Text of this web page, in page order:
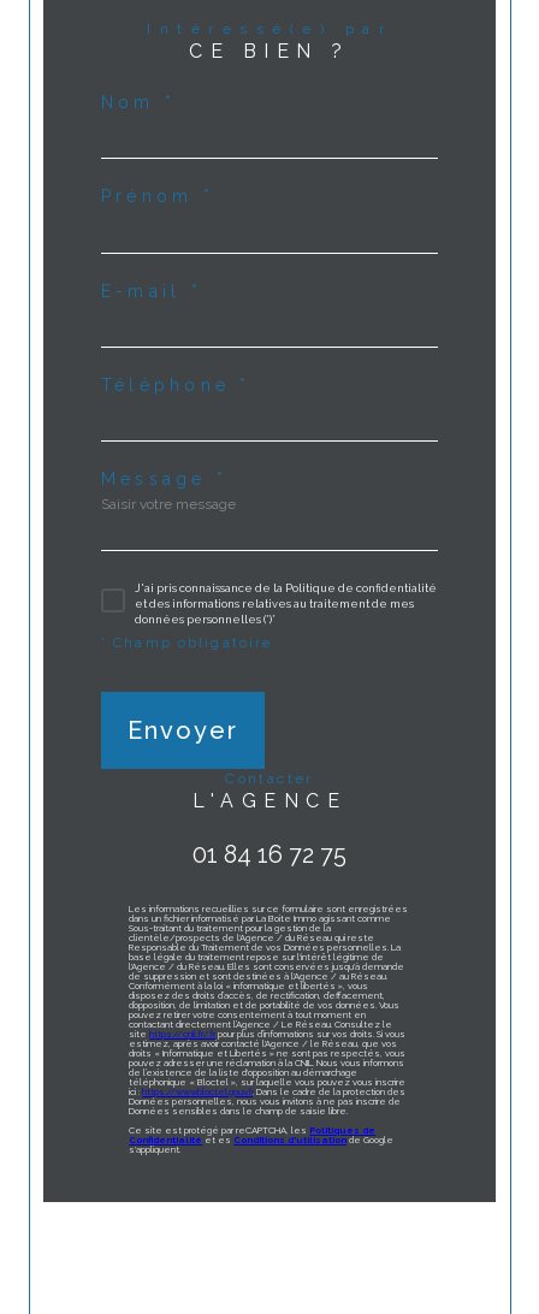
Intéressé(e) par
CE BIEN ?
Nom *
Prénom *
E-mail *
Téléphone *
Message *
J'ai pris connaissance de la Politique de confidentialité
et des informations relatives au traitement de mes
données personnelles (*)*
* Champ obligatoire
Envoyer
contacter
L'AGENCE
01 84 16 72 75
Les informations recueillies sur ce formulaire sont enregistrées
dans un fichier informatisé par La Boite Immo agissant comme
Sous-traitant du traitement pour la gestion de la
clientèle/prospects de l'Agence / du Réseau qui reste
Responsable du Traitement de vos Données personnelles. La
base légale du traitement repose sur l'intérêt légitime de
l'Agence / du Réseau. Elles sont conservées jusqu'à demande
de suppression et sont destinées à l'Agence / au Réseau.
Conformément à la loi « informatique et libertés », vous
disposez des droits d’accès, de rectification, d’effacement,
d’opposition, de limitation et de portabilité de vos données. Vous
pouvez retirer votre consentement à tout moment en
contactant directement l’Agence / Le Réseau. Consultez le
site https://cnil.fr/fr pour plus d’informations sur vos droits. Si vous
estimez, après avoir contacté l'Agence / le Réseau, que vos
droits « Informatique et Libertés » ne sont pas respectés, vous
pouvez adresser une réclamation à la CNIL. Nous vous informons
de l’existence de la liste d'opposition au démarchage
téléphonique « Bloctel », sur laquelle vous pouvez vous inscrire
ici : https://www.bloctel.gouv.fr. Dans le cadre de la protection des
Données personnelles, nous vous invitons à ne pas inscrire de
Données sensibles dans le champ de saisie libre.
Ce site est protégé par reCAPTCHA, les Politiques de
Confidentialité et es Conditions d'utilisation de Google
s'appliquent.